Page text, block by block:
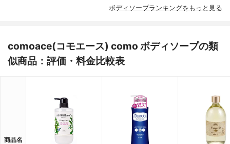
ボディソープランキングをもっと見る
comoace(コモエース) como ボディソープの類
似商品：評価・料金比較表
商品名